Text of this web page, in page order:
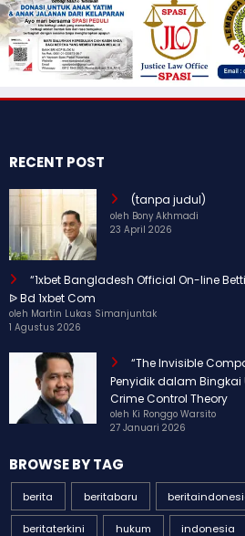
RECENT POST
(tanpa judul)
oleh Bony Akhmadi
23 April 2026
“1xbet Bangladesh Official On-line
ᐉ Bd 1xbet Com
oleh Martin Lukas Simanjuntak
1 Agustus 2026
“The Invisible
Penyidik dalam Bingkai
Crime Control Theory
oleh Ki Ronggo Warsito
27 Januari 2026
BROWSE BY TAG
berita beritabaru